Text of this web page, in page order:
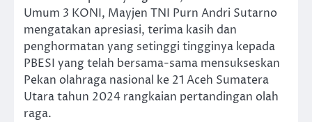
Umum 3 KONI, Mayjen TNI Purn Andri Sutarno
mengatakan apresiasi, terima kasih dan
penghormatan yang setinggi tingginya kepada
PBESI yang telah bersama-sama mensukseskan
Pekan olahraga nasional ke 21 Aceh Sumatera
Utara tahun 2024 rangkaian pertandingan olah
raga.